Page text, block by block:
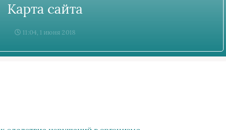
Карта сайта
11:04, 1 июня 2018